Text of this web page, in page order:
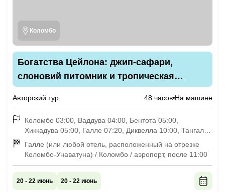
Коломбо
Богатства Цейлона: джип-сафари,
слоновий питомник и тропическая
Авторский тур 48 часов На машине
Коломбо 03:00, Ваддува 04:00, Бентота 05:00,
Хиккадува 05:00, Галле 07:20, Диквелла 10:00, Тангалле
10:30 (время приблизительное)
Галле (или любой отель, расположенный на отрезке
Коломбо-Унаватуна) / Коломбо / аэропорт, после 11:00
20 - 22 июнь 20 - 22 июнь